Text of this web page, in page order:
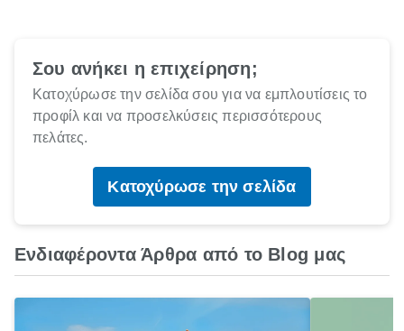
Σου ανήκει η επιχείρηση;
Κατοχύρωσε την σελίδα σου για να εμπλουτίσεις το
προφίλ και να προσελκύσεις περισσότερους
πελάτες.
Κατοχύρωσε την σελίδα
Ενδιαφέροντα Άρθρα από το Blog μας